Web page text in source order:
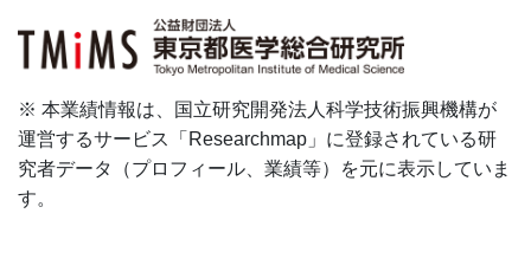
※ 本業績情報は、国立研究開発法人科学技術振興機構が
運営するサービス「Researchmap」に登録されている研
究者データ（プロフィール、業績等）を元に表示していま
す。